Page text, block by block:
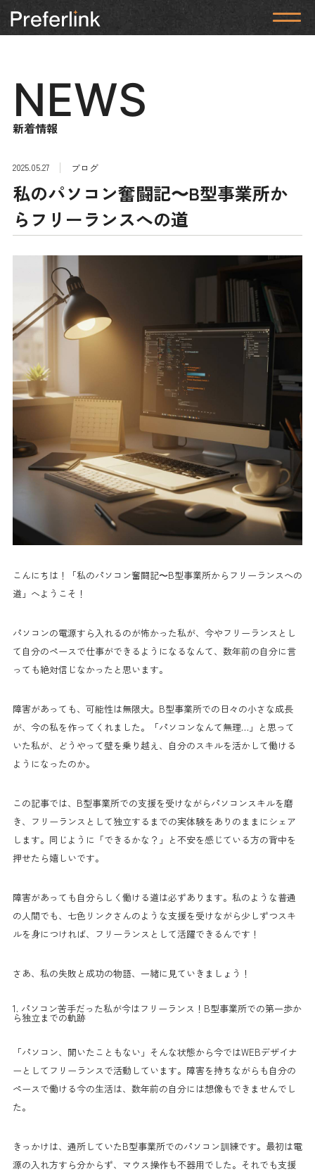
NEWS
新着情報
2025.05.27 ブログ
私のパソコン奮闘記〜B型事業所か
らフリーランスへの道
こんにちは！「私のパソコン奮闘記〜B型事業所からフリーランスへの
道」へようこそ！
パソコンの電源すら入れるのが怖かった私が、今やフリーランスとし
て自分のペースで仕事ができるようになるなんて、数年前の自分に言
っても絶対信じなかったと思います。
障害があっても、可能性は無限大。B型事業所での日々の小さな成長
が、今の私を作ってくれました。「パソコンなんて無理…」と思って
いた私が、どうやって壁を乗り越え、自分のスキルを活かして働ける
ようになったのか。
この記事では、B型事業所での支援を受けながらパソコンスキルを磨
き、フリーランスとして独立するまでの実体験をありのままにシェア
します。同じように「できるかな？」と不安を感じている方の背中を
押せたら嬉しいです。
障害があっても自分らしく働ける道は必ずあります。私のような普通
の人間でも、七色リンクさんのような支援を受けながら少しずつスキ
ルを身につければ、フリーランスとして活躍できるんです！
さあ、私の失敗と成功の物語、一緒に見ていきましょう！
1. パソコン苦手だった私が今はフリーランス！B型事業所での第一歩か
ら独立までの軌跡
「パソコン、開いたこともない」そんな状態から今ではWEBデザイナ
ーとしてフリーランスで活動しています。障害を持ちながらも自分の
ペースで働ける今の生活は、数年前の自分には想像もできませんでし
た。
きっかけは、通所していたB型事業所でのパソコン訓練です。最初は電
源の入れ方すら分からず、マウス操作も不器用でした。それでも支援